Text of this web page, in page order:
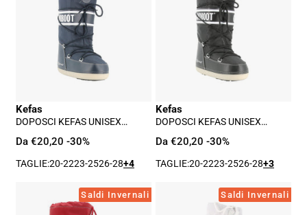
Unisex
Adulto
-
Blu
Kefas
DOPOSCI KEFAS UNISEX
Da €20,20 -30%
TAGLIE:20-2223-2526-28+4
Unisex
Adulto
-
Nero
Kefas
DOPOSCI KEFAS UNISEX
Da €20,20 -30%
TAGLIE:20-2223-2526-28+3
Doposci
Kefas
Saldi Invernali
Doposci
Kefas
Saldi Invernali